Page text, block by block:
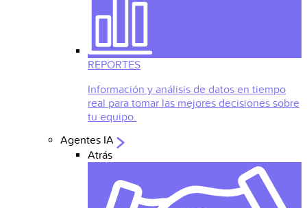
REPORTES
Información y análisis de datos en tiempo
real para tomar las mejores decisiones sobre
tu equipo.
Agentes IA
Atrás